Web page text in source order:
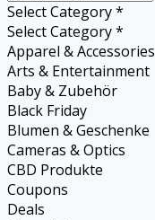
Select Category *
Select Category *
Apparel & Accessories
Arts & Entertainment
Baby & Zubehör
Black Friday
Blumen & Geschenke
Cameras & Optics
CBD Produkte
Coupons
Deals